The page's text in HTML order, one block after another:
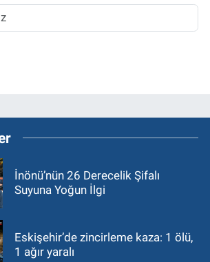
İnönü’nün 26 Derecelik Şifalı
Suyuna Yoğun İlgi
Eskişehir’de zincirleme kaza: 1 ölü,
1 ağır yaralı